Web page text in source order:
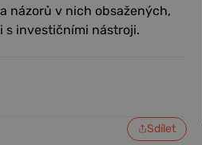
názorů v nich obsažených,
s investičními nástroji.
Sdílet